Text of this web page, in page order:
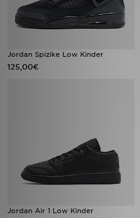
Jordan Spizike Low Kinder
125,00€
Jordan Air 1 Low Kinder